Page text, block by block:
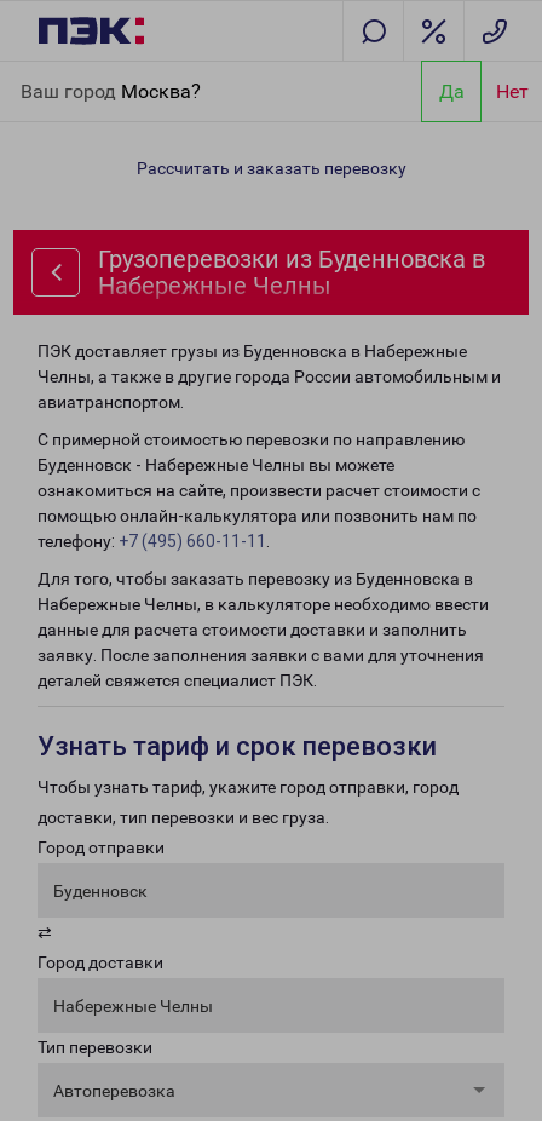
Ваш город Москва? Да Нет
Набережные Челны
Рассчитать и заказать перевозку
Грузоперевозки из Буденновска в
Набережные Челны
ПЭК доставляет грузы из Буденновска в Набережные
Челны, а также в другие города России автомобильным и
авиатранспортом.
С примерной стоимостью перевозки по направлению
Буденновск - Набережные Челны вы можете
ознакомиться на сайте, произвести расчет стоимости с
помощью онлайн-калькулятора или позвонить нам по
телефону: +7 (495) 660-11-11
Для того, чтобы заказать перевозку из Буденновска в
Набережные Челны, в калькуляторе необходимо ввести
данные для расчета стоимости доставки и заполнить
заявку. После заполнения заявки с вами для уточнения
деталей свяжется специалист ПЭК.
Узнать тариф и срок перевозки
Чтобы узнать тариф, укажите город отправки, город
доставки, тип перевозки и вес груза.
Город отправки
Буденновск
⇄
Город доставки
Набережные Челны
Тип перевозки
Автоперевозка